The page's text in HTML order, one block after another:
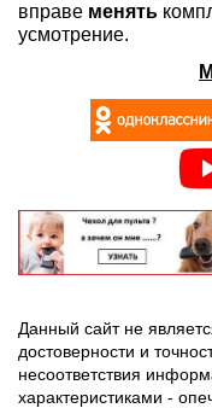
вправе менять
усмотрение.
Данный сайт не
достоверности и
несоответствия
характеристиками -